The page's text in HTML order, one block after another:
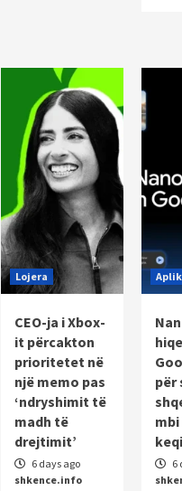
Lojera
CEO-ja i Xbox-
it përcakton
prioritetet në
një memo pas
‘ndryshimit të
madh të
drejtimit’
6 days ago
shkence.info
për
mbi
6